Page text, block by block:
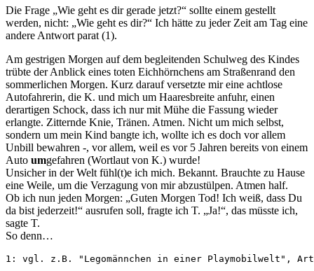
Die Frage „Wie geht es dir gerade jetzt?“ sollte einem gestellt
werden, nicht: „Wie geht es dir?“ Ich hätte zu jeder Zeit am Tag eine
andere Antwort parat (1).
Am gestrigen Morgen auf dem begleitenden Schulweg des Kindes
trübte der Anblick eines toten Eichhörnchens am Straßenrand den
sommerlichen Morgen. Kurz darauf versetzte mir eine achtlose
Autofahrerin, die K. und mich um Haaresbreite anfuhr, einen
derartigen Schock, dass ich nur mit Mühe die Fassung wieder
erlangte. Zitternde Knie, Tränen. Atmen. Nicht um mich selbst,
sondern um mein Kind bangte ich, wollte ich es doch vor allem
Unbill bewahren -, vor allem, weil es vor 5 Jahren bereits von einem
Auto umgefahren (Wortlaut von K.) wurde!
Unsicher in der Welt fühl(t)e ich mich. Bekannt. Brauchte zu Hause
eine Weile, um die Verzagung von mir abzustülpen. Atmen half.
Ob ich nun jeden Morgen: „Guten Morgen Tod! Ich weiß, dass Du
da bist jederzeit!“ ausrufen soll, fragte ich T. „Ja!“, das müsste ich,
sagte T.
So denn…
1: vgl. z.B. "Legomännchen in einer Playmobilwelt",